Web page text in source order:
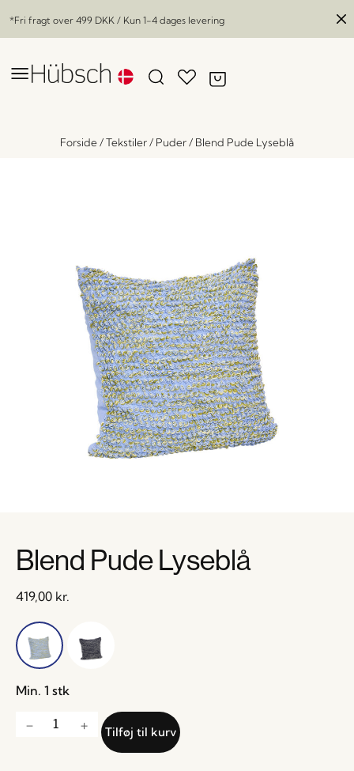
*Fri fragt over 499 DKK / Kun 1-4 dages levering
Forside/Tekstiler/ Puder/ Blend Pude Lyseblå
Blend Pude Lyseblå
419,00 kr.
Min. 1 stk
Tilføj til kurv